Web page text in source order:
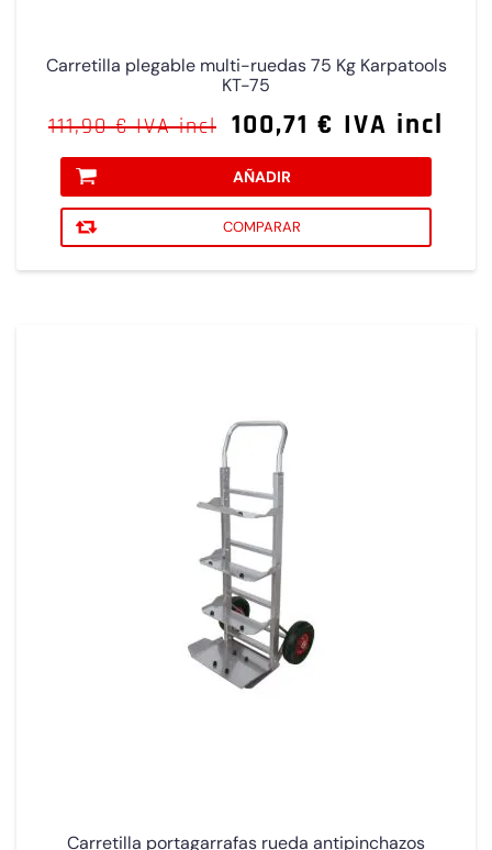
Carretilla plegable multi-ruedas 75 Kg Karpatools
KT-75
111,90 € IVA incl 100,71 € IVA incl
AÑADIR
COMPARAR
Carretilla portagarrafas rueda antipinchazos